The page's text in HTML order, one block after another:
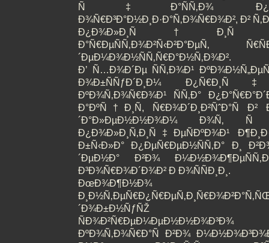
Ñ‡Ð°ÑÑ‚Ð¾
Ð¾Ñ€Ð³Ð°Ð½Ð¸Ð·Ð°Ñ‚Ð¾Ñ€Ð¾Ð², Ð²
Ð¿Ð¾Ð»Ð¸Ñ†Ð¸Ñ
Ð°Ñ€ÐµÑÑ‚Ð¾Ð²Ñ‹Ð²Ð°ÐµÑ‚
´ÐµÐ¼Ð¾Ð½ÑÑ‚Ñ€Ð°Ð½Ñ‚Ð¾Ð².
Ð’ Ñ…Ð¾Ð´Ðµ ÑÑ‚Ð¾Ð¹
Ð¾Ð±ÑÑƒÐ´Ð¸Ð¼
ÐºÐ¾Ñ‚Ð¾Ñ€Ð¾Ð¹ ÑÑ‚Ð°
Ð°ÐºÑ†Ð¸Ñ, Ñ€Ð¾Ð´Ð¸Ð²ÑˆÐ°Ñ
´Ð°Ð»ÐµÐ½Ð½Ð¾Ð¼ Ð¾Ñ‚
Ð¿Ð¾Ð»Ð¸Ñ‚Ð¸Ñ‡ÐµÑÐºÐ¾Ð¹
Ð±Ñ‹Ð»Ð° Ð¿ÐµÑ€ÐµÐ½ÑÑ‚Ð° Ð¸
´ÐµÐ½Ð° Ð²Ð¾
Ð³Ð¾Ñ€Ð¾Ð´Ð¾Ð² Ð Ð¾ÑÑÐ¸Ð¸.
´Ð¾Ð±Ð½ÑƒÑŽ
ÑÐ¾Ð²Ñ€ÐµÐ¼ÐµÐ½Ð½Ð¾Ð³Ð¾
ÐºÐ¾Ñ‚Ð¾Ñ€Ð°Ñ Ð²Ð¾ Ð¼Ð½Ð¾Ð³Ð¾Ð¼